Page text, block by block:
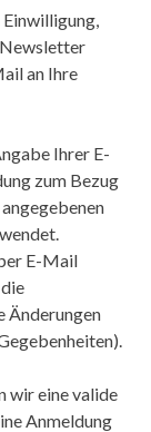
an Ihre
Ihrer E-
zum Bezug
E-Mail
Änderungen
wir eine valide
Anmeldung